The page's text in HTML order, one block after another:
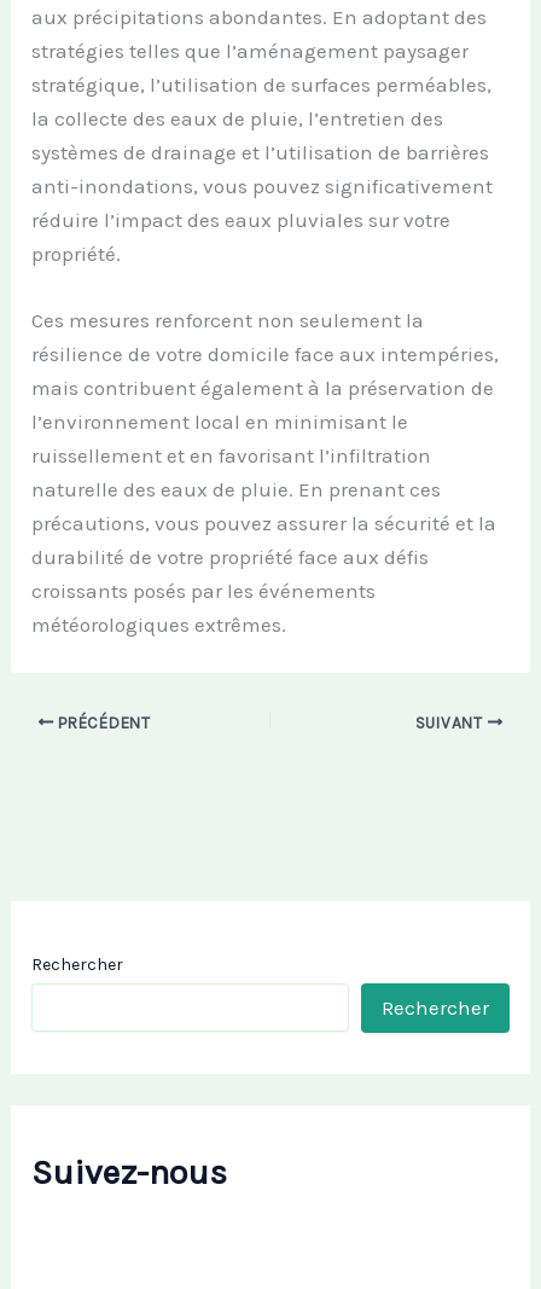
aux précipitations abondantes. En adoptant des
stratégies telles que l’aménagement paysager
stratégique, l’utilisation de surfaces perméables,
la collecte des eaux de pluie, l’entretien des
systèmes de drainage et l’utilisation de barrières
anti-inondations, vous pouvez significativement
réduire l’impact des eaux pluviales sur votre
propriété.
Ces mesures renforcent non seulement la
résilience de votre domicile face aux intempéries,
mais contribuent également à la préservation de
l’environnement local en minimisant le
ruissellement et en favorisant l’infiltration
naturelle des eaux de pluie. En prenant ces
précautions, vous pouvez assurer la sécurité et la
durabilité de votre propriété face aux défis
croissants posés par les événements
météorologiques extrêmes.
PRÉCÉDENT SUIVANT
Rechercher
Rechercher
Suivez-nous